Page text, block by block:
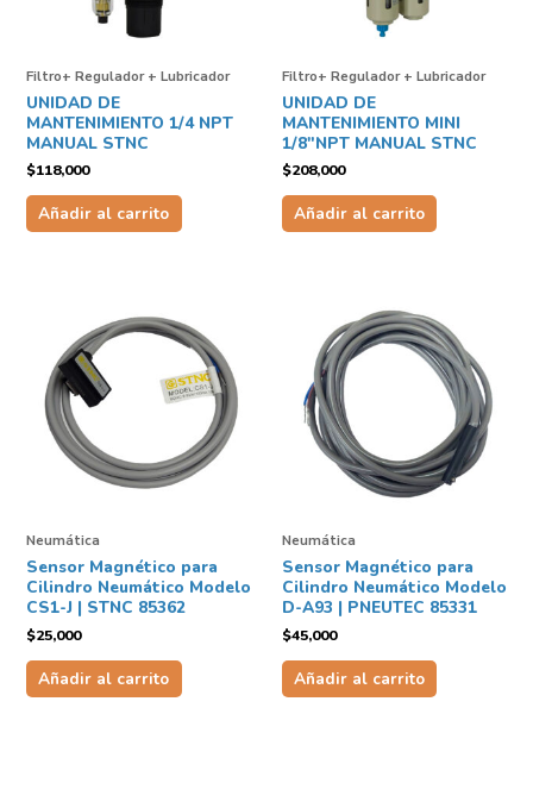
Filtro+ Regulador + Lubricador
UNIDAD DE
MANTENIMIENTO 1/4 NPT
MANUAL STNC
$118,000
Añadir al carrito
Filtro+ Regulador + Lubricador
UNIDAD DE
MANTENIMIENTO MINI
1/8″NPT MANUAL STNC
$208,000
Añadir al carrito
Neumática
Sensor Magnético para
Cilindro Neumático Modelo
CS1-J | STNC 85362
$25,000
Añadir al carrito
Neumática
Sensor Magnético para
Cilindro Neumático Modelo
D-A93 | PNEUTEC 85331
$45,000
Añadir al carrito